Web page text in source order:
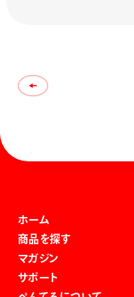
ホーム
商品を探す
マガジン
サポート